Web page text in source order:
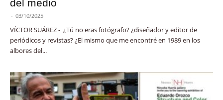
del medio
- 03/10/2025
VÍCTOR SUÁREZ - ¿Tú no eras fotógrafo? ¿diseñador y editor de
periódicos y revistas? ¿El mismo que me encontré en 1989 en los
albores del...